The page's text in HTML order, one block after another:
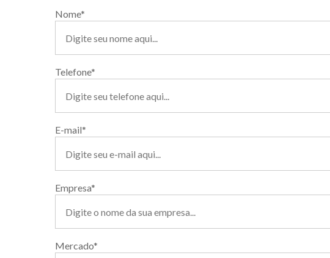
Nome*
Telefone*
E-mail*
Empresa*
Mercado*